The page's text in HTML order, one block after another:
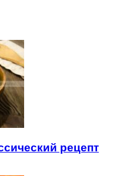
рецепт